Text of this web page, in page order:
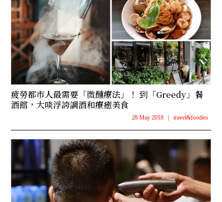
疲勞都市人最需要「微醺療法」！ 到「Greedy」餐
酒館，大啖浮誇調酒和療癒美食
28 May 2018 | travel&foodies